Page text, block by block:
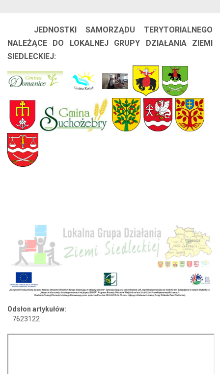
JEDNOSTKI SAMORZĄDU TERYTORIALNEGO
NALEŻĄCE DO LOKALNEJ GRUPY DZIAŁANIA ZIEMI
SIEDLECKIEJ:
Odsłon artykułów:
7623122